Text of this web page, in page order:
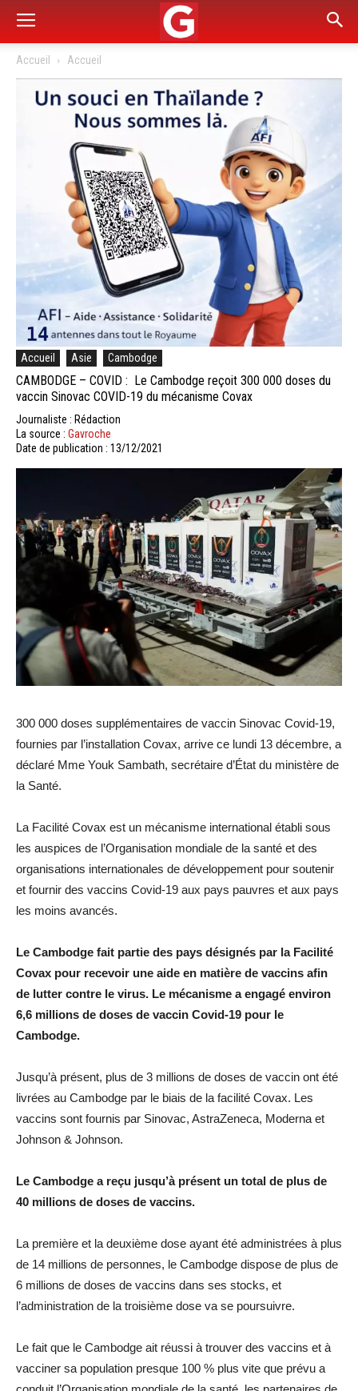
Accueil Accueil
Accueil Asie Cambodge
CAMBODGE – COVID : Le Cambodge reçoit 300 000 doses du
vaccin Sinovac COVID-19 du mécanisme Covax
Journaliste : Rédaction
La source : Gavroche
Date de publication : 13/12/2021
300 000 doses supplémentaires de vaccin Sinovac Covid-19,
fournies par l’installation Covax, arrive ce lundi 13 décembre, a
déclaré Mme Youk Sambath, secrétaire d’État du ministère de
la Santé.
La Facilité Covax est un mécanisme international établi sous
les auspices de l’Organisation mondiale de la santé et des
organisations internationales de développement pour soutenir
et fournir des vaccins Covid-19 aux pays pauvres et aux pays
les moins avancés.
Le Cambodge fait partie des pays désignés par la Facilité
Covax pour recevoir une aide en matière de vaccins afin
de lutter contre le virus. Le mécanisme a engagé environ
6,6 millions de doses de vaccin Covid-19 pour le
Cambodge.
Jusqu’à présent, plus de 3 millions de doses de vaccin ont été
livrées au Cambodge par le biais de la facilité Covax. Les
vaccins sont fournis par Sinovac, AstraZeneca, Moderna et
Johnson & Johnson.
Le Cambodge a reçu jusqu’à présent un total de plus de
40 millions de doses de vaccins.
La première et la deuxième dose ayant été administrées à plus
de 14 millions de personnes, le Cambodge dispose de plus de
6 millions de doses de vaccins dans ses stocks, et
l’administration de la troisième dose va se poursuivre.
Le fait que le Cambodge ait réussi à trouver des vaccins et à
vacciner sa population presque 100 % plus vite que prévu a